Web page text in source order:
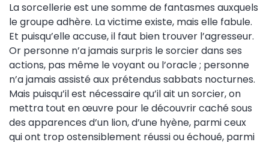
La sorcellerie est une somme de fantasmes auxquels
le groupe adhère. La victime existe, mais elle fabule.
Et puisqu’elle accuse, il faut bien trouver l’agresseur.
Or personne n’a jamais surpris le sorcier dans ses
actions, pas même le voyant ou l’oracle ; personne
n’a jamais assisté aux prétendus sabbats nocturnes.
Mais puisqu’il est nécessaire qu’il ait un sorcier, on
mettra tout en œuvre pour le découvrir caché sous
des apparences d’un lion, d’une hyène, parmi ceux
qui ont trop ostensiblement réussi ou échoué, parmi